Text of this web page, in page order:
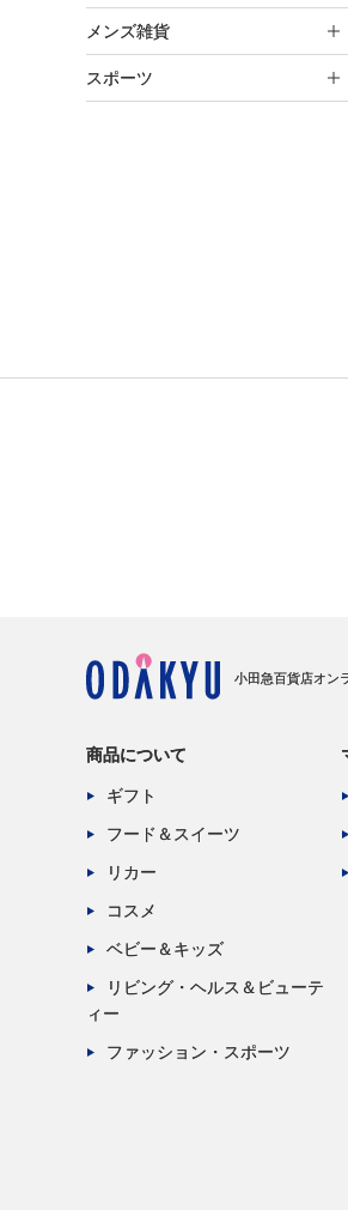
メンズ雑貨
スポーツ
小田急百貨店オン
商品について
ギフト
フード＆スイーツ
リカー
コスメ
ベビー＆キッズ
リビング・ヘルス＆ビューテ
ィー
ファッション・スポーツ